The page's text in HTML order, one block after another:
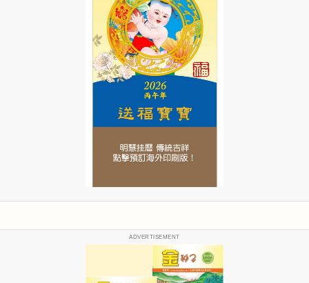
ADVERTISEMENT